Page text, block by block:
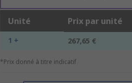
Unité Prix par unité
1 + 267,65 €
*Prix donné à titre indicatif